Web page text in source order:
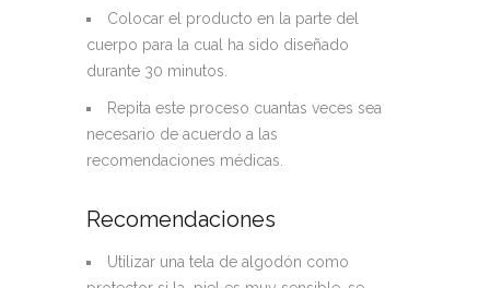
Colocar el producto en la parte del
cuerpo para la cual ha sido diseñado
durante 30 minutos.
Repita este proceso cuantas veces sea
necesario de acuerdo a las
recomendaciones médicas.
Recomendaciones
Utilizar una tela de algodón como